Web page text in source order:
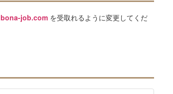
bona-job.com を受取れるように変更してくだ